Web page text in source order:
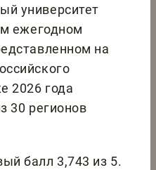
университет
ежегодном
на
2026 года
30 регионов
балл 3,743 из 5.